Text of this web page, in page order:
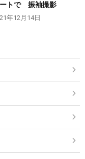
トで 振袖撮影
年12月14日